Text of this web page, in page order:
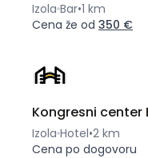
Izola Bar•1 km
Cena že od 350 €
Kongresni center
Izola Hotel•2 km
Cena po dogovoru